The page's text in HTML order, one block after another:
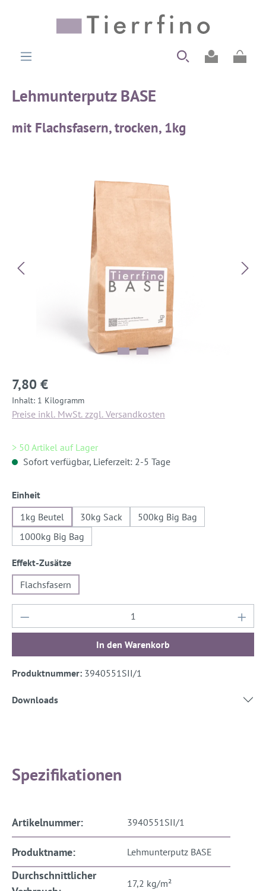
Lehmunterputz BASE
mit Flachsfasern, trocken, 1kg
7,80 €
Inhalt: 1 Kilogramm
Preise inkl. MwSt. zzgl. Versandkosten
> 50 Artikel auf Lager
Sofort verfügbar, Lieferzeit: 2-5 Tage
Einheitauswählen
1kg Beutel
30kg Sack
500kg Big Bag
1000kg Big Bag
Effekt-Zusätzeauswählen
Flachsfasern
Produkt Anzahl: Gib den gewünschten
In den Warenkorb
Produktnummer: 3940551SII/1
Downloads
Spezifikationen
Artikelnummer: 3940551SII/1
Produktname: Lehmunterputz BASE
Durchschnittlicher
17,2 kg/m²